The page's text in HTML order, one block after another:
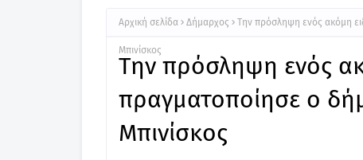
Αρχική σελίδα Δήμαρχος Την πρόσληψη ενός ακόμη
Μπινίσκος
Την πρόσληψη ενός
πραγματοποίησε ο
Μπινίσκος